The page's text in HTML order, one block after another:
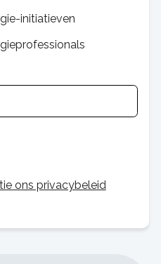
initiatieven
ons privacybeleid